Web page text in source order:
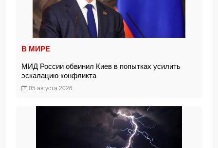
В МИРЕ
МИД России обвинил Киев в попытках усилить
эскалацию конфликта
05 августа 2026